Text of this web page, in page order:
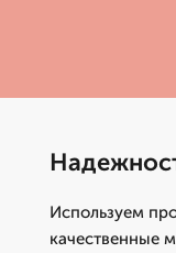
Используем
качественные